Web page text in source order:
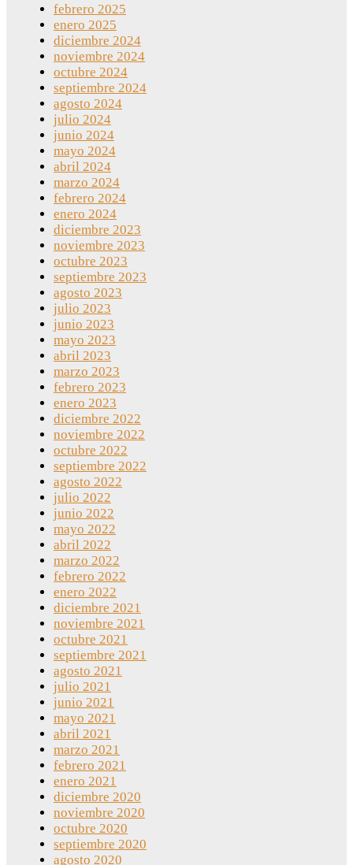
febrero 2025
enero 2025
diciembre 2024
noviembre 2024
octubre 2024
septiembre 2024
agosto 2024
julio 2024
junio 2024
mayo 2024
abril 2024
marzo 2024
febrero 2024
enero 2024
diciembre 2023
noviembre 2023
octubre 2023
septiembre 2023
agosto 2023
julio 2023
junio 2023
mayo 2023
abril 2023
marzo 2023
febrero 2023
enero 2023
diciembre 2022
noviembre 2022
octubre 2022
septiembre 2022
agosto 2022
julio 2022
junio 2022
mayo 2022
abril 2022
marzo 2022
febrero 2022
enero 2022
diciembre 2021
noviembre 2021
octubre 2021
septiembre 2021
agosto 2021
julio 2021
junio 2021
mayo 2021
abril 2021
marzo 2021
febrero 2021
enero 2021
diciembre 2020
noviembre 2020
octubre 2020
septiembre 2020
agosto 2020